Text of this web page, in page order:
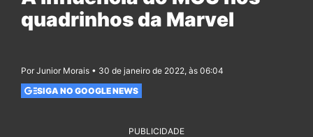
quadrinhos da Marvel
Por Junior Morais • 30 de janeiro de 2022, às 06:04
SIGA NO GOOGLE NEWS
PUBLICIDADE